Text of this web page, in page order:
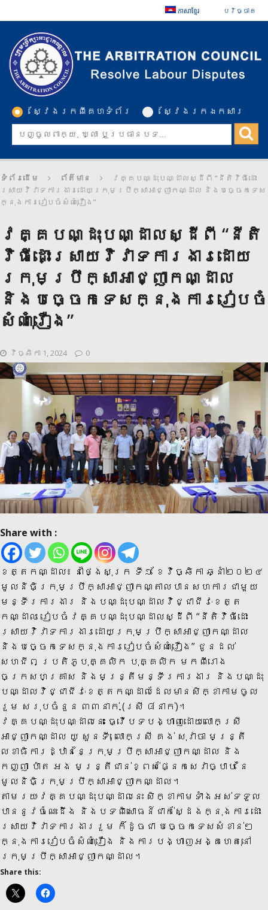
ភាសាខ្មែរ បរិច្ចាគ
ស្វែងរកពីគេហទំព័រ ស្វែងរកឯកសារ
ទំព័រដើម ព័ត៌មាន
វគ្គបណ្ដុះបណ្ដាលស្ដីពី “នីតិវិធីដោះ
ស្រាយវិវាទការងារដោយក្រុមប្រឹក្សាអាជ្ញាកណ្ដាល និងបច្ចេកទេស
ក្នុងការរៀបចំសំណុំរឿង”
វគ្គបណ្ដុះបណ្ដាលស្ដីពី “នីតិ
វិធីដោះស្រាយវិវាទការងារដោយ
ក្រុមប្រឹក្សាអាជ្ញាកណ្ដាល
និងបច្ចេកទេសក្នុងការរៀបចំ
សំណុំរឿង”
វិច្ឆិកា 1, 2024 0
Share with :
ខេត្តកណ្ដាល៖ នាថ្ងៃសុក្រ ទី១ ខែវិច្ឆិកា ឆ្នាំ២០២៤
មូលនិធិក្រុមប្រឹក្សាអាជ្ញាកណ្តាលបានសហការជាមួយ
មន្ទីរការងារ និងបណ្ដុះបណ្ដាលវិជ្ជាជីវៈខេត្ត
កណ្ដាល រៀបចំវគ្គបណ្ដុះបណ្ដាលស្ដីពី “នីតិវិធីដោះ
ស្រាយវិវាទការងារដោយក្រុមប្រឹក្សាអាជ្ញាកណ្ដាល
និងបច្ចេកទេសក្នុងការរៀបចំសំណុំរឿង” ជូនដល់
សហជីព ប្រតិភូបុគ្គលិក បុគ្គលិក មកពីរោង
ចក្រសហគ្រាស និងមន្ត្រីមន្ទីរការងារ និងបណ្ដុះ
បណ្ដាលវិជ្ជាជីវៈខេត្តកណ្ដាលដែលមានសិក្ខាកាមចូល
រួម សរុបចំនួន ៣៣នាក់ (ស្រី ៨នាក់)។
វគ្គបណ្ដុះបណ្ដាលនេះ ធ្វើបទបង្ហាញដោយលោកស្រី
អាជ្ញាកណ្ដាល យូ សួនទី, លោកស្រី គង់ សុវាចា មន្ត្រី
លេខាធិការដ្ឋាននៃក្រុមប្រឹក្សាអាជ្ញាកណ្ដាល និង
កញ្ញា ប៉ាត អង មន្ត្រីជាន់ខ្ពស់ផ្នែកសេវាច្បាប់ នៃ
មូលនិធិក្រុមប្រឹក្សាអាជ្ញាកណ្ដាល។
តាមរយៈវគ្គបណ្ដុះបណ្ដាលនេះ សិក្ខាកាមទាំងអស់ទទួល
បាននូវចំណេះដឹង និងបទពិសោធន៍ជាក់ស្ដែងក្នុងការដោះ
ស្រាយវិវាទការងាររួម ក៏ដូចជា បច្ចេកទេសសំខាន់ៗ
ក្នុងការរៀបចំសំណុំរឿង និងការបង្ហាញអង្គហេតុនៅ
ក្រុមប្រឹក្សាអាជ្ញាកណ្ដាល។
Share this: